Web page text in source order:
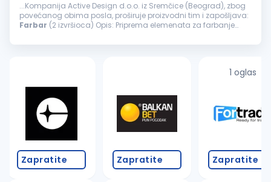
...Kompanija Active Design d.o.o. iz Sremčice (Beograd), zbog
povećanog obima posla, proširuje proizvodni tim i zapošljava:
Farbar (2 izvršioca) Opis: Priprema elemenata za farbanje
Nudimo...
Zapratite Zapratite
1 oglas
Zapratite